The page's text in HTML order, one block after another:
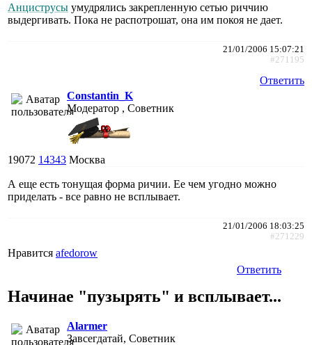
Анциструсы умудрялись закрепленную сетью риччию
выдергивать. Пока не распотрошат, она им покоя не дает.
21/01/2006 15:07:21
#271195
Ответить
Constantin_K
Модератор , Советник
19072 14343 Москва
А еще есть тонущая форма ричии. Ее чем угодно можно
приделать - все равно не всплывает.
21/01/2006 18:03:25
#271229
Нравится afedorow
Ответить
Начинае "пузырять" и всплывает...
Alarmer
Завсегдатай, Советник